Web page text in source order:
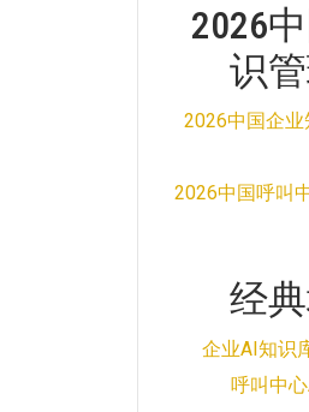
2026
识
2026中国企
2026中国呼叫
经
企业AI知识
呼叫中